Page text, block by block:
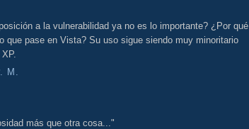
a la vulnerabilidad ya no es lo importante? ¿Por qué
que pase en Vista? Su uso sigue siendo muy minoritario
M.
más que otra cosa..."